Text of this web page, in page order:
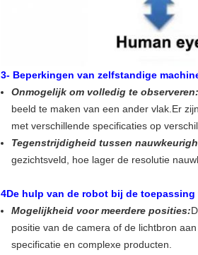
3- Beperkingen van zelfstandige
Onmogelijk om volledig te observeren:
beeld te maken van een ander vlak.Er
met verschillende specificaties op
Tegenstrijdigheid tussen
gezichtsveld, hoe lager de resolutie
4De hulp van de robot bij de
Mogelijkheid voor meerdere posities:
positie van de camera of de lichtbron
specificatie en complexe producten.